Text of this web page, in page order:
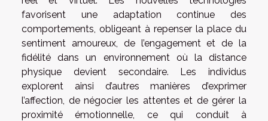
favorisent une adaptation continue des
comportements, obligeant à repenser la place du
sentiment amoureux, de l’engagement et de la
fidélité dans un environnement où la distance
physique devient secondaire. Les individus
explorent ainsi d’autres manières d’exprimer
l’affection, de négocier les attentes et de gérer la
proximité émotionnelle, ce qui conduit à